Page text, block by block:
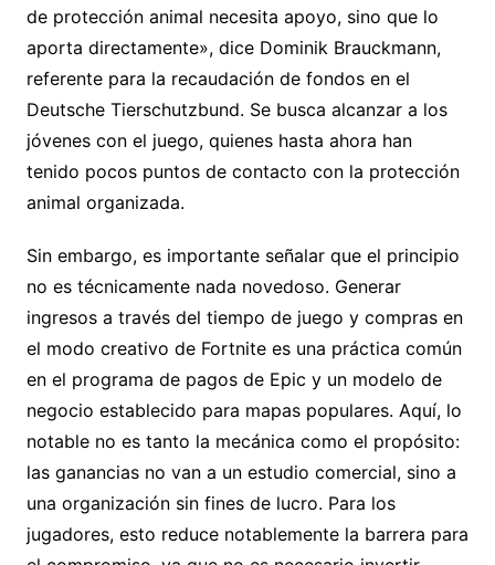
de protección animal necesita apoyo, sino que lo
aporta directamente», dice Dominik Brauckmann,
referente para la recaudación de fondos en el
Deutsche Tierschutzbund. Se busca alcanzar a los
jóvenes con el juego, quienes hasta ahora han
tenido pocos puntos de contacto con la protección
animal organizada.
Sin embargo, es importante señalar que el principio
no es técnicamente nada novedoso. Generar
ingresos a través del tiempo de juego y compras en
el modo creativo de Fortnite es una práctica común
en el programa de pagos de Epic y un modelo de
negocio establecido para mapas populares. Aquí, lo
notable no es tanto la mecánica como el propósito:
las ganancias no van a un estudio comercial, sino a
una organización sin fines de lucro. Para los
jugadores, esto reduce notablemente la barrera para